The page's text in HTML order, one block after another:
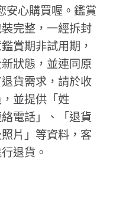
安心購買喔。鑑賞
完整，一經拆封
賞期非試用期，
狀態，並連同原
貨需求，請於收
並提供「姓
電話」、「退貨
片」等資料，客
退貨。